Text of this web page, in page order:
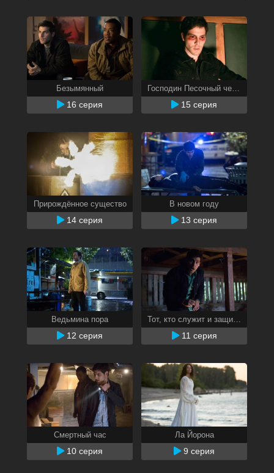
Безымянный
16 серия
Господин Песочный человек
15 серия
Прирождённое существо
14 серия
В новом году
13 серия
Ведьмина пора
12 серия 11 серия
Смертный час
10 серия
Ла Йорона
9 серия